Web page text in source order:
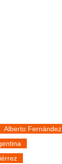
Alberto Fernández